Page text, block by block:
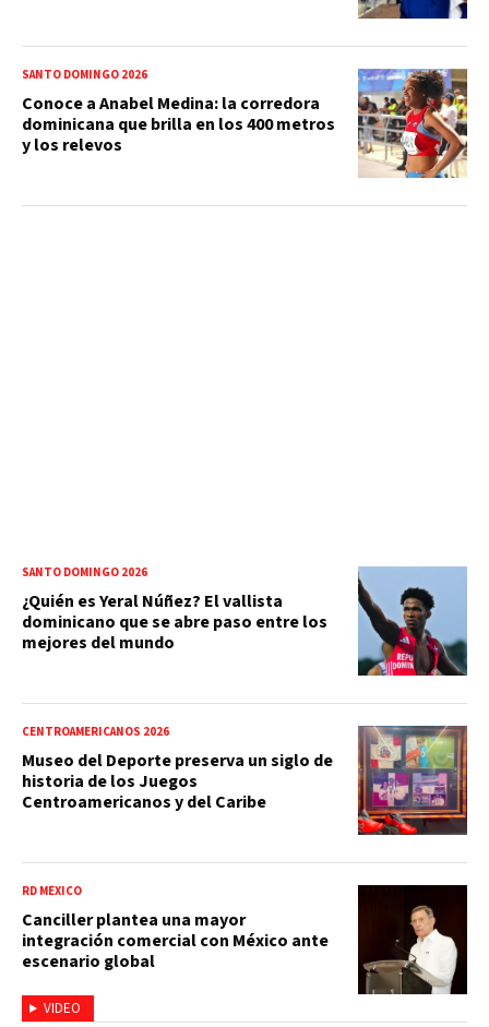
SANTO DOMINGO 2026
Conoce a Anabel Medina: la corredora
dominicana que brilla en los 400 metros
y los relevos
SANTO DOMINGO 2026
¿Quién es Yeral Núñez? El vallista
dominicano que se abre paso entre los
mejores del mundo
CENTROAMERICANOS 2026
Museo del Deporte preserva un siglo de
historia de los Juegos
Centroamericanos y del Caribe
VIDEO
RD MÉXICO
Canciller plantea una mayor
integración comercial con México ante
escenario global